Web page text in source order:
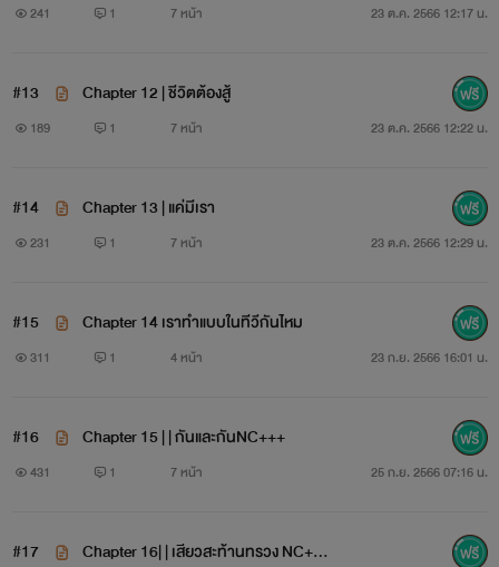
241 1 7 หน้า 23 ต.ค. 2566 12:17 น.
#13 Chapter 12 | ชีวิตต้องสู้
189 1 7 หน้า 23 ต.ค. 2566 12:22 น.
#14 Chapter 13 | แค่มีเรา
231 1 7 หน้า 23 ต.ค. 2566 12:29 น.
#15 Chapter 14 เราทำแบบในทีวีกันไหม
311 1 4 หน้า 23 ก.ย. 2566 16:01 น.
#16 Chapter 15 | | กันและกันNC+++
431 1 7 หน้า 25 ก.ย. 2566 07:16 น.
#17
Chapter 16| | เสียวสะท้านทรวง NC++